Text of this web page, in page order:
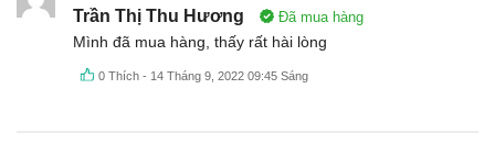
Được xếp
hạng 5 5
sao
Trần Thị Thu Hương
Đã mua hàng
Mình đã mua hàng, thấy rất hài lòng
0 Thích - 14 Tháng 9, 2022 09:45 Sáng